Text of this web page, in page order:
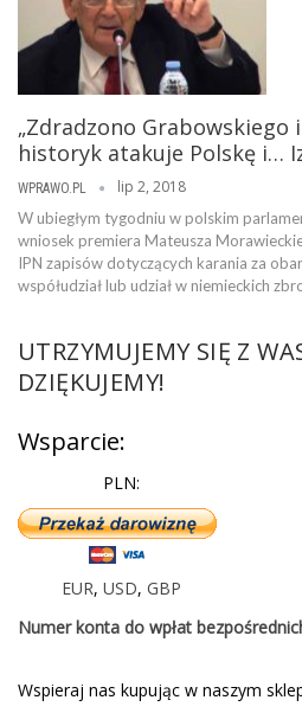
„Zdradzono Grabowskiego
historyk atakuje Polskę i…
WPRAWO.PL lip 2, 2018
W ubiegłym tygodniu w polskim
wniosek premiera Mateusza
IPN zapisów dotyczących karania za
współudział lub udział w niemieckich
UTRZYMUJEMY SIĘ Z
DZIĘKUJEMY!
Wsparcie:
PLN:
EUR, USD, GBP
Numer konta do wpłat
Wspieraj nas kupując w naszym